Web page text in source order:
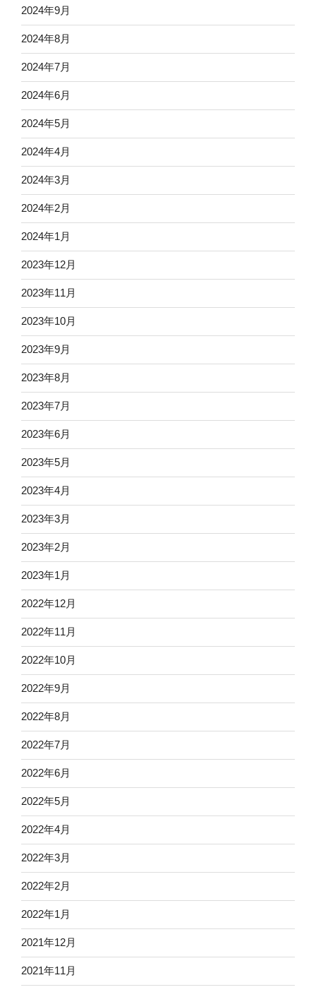
2024年9月
2024年8月
2024年7月
2024年6月
2024年5月
2024年4月
2024年3月
2024年2月
2024年1月
2023年12月
2023年11月
2023年10月
2023年9月
2023年8月
2023年7月
2023年6月
2023年5月
2023年4月
2023年3月
2023年2月
2023年1月
2022年12月
2022年11月
2022年10月
2022年9月
2022年8月
2022年7月
2022年6月
2022年5月
2022年4月
2022年3月
2022年2月
2022年1月
2021年12月
2021年11月